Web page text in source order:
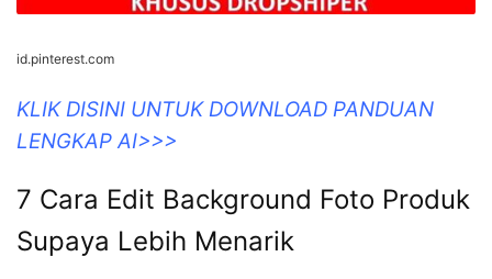
id.pinterest.com
KLIK DISINI UNTUK DOWNLOAD PANDUAN
LENGKAP AI>>>
7 Cara Edit Background Foto Produk
Supaya Lebih Menarik